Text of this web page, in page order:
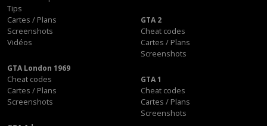
Tips
Cartes / Plans
Screenshots
Vidéos
GTA 2
Cheat codes
Cartes / Plans
Screenshots
GTA London 1969
Cheat codes
Cartes / Plans
Screenshots
GTA 1
Cheat codes
Cartes / Plans
Screenshots